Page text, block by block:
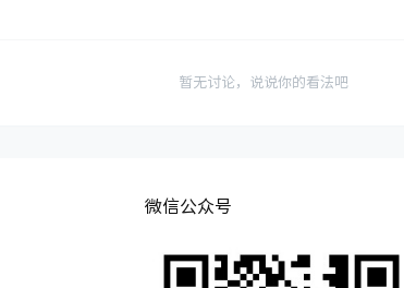
暂无讨论，说说你的看法吧
微信公众号